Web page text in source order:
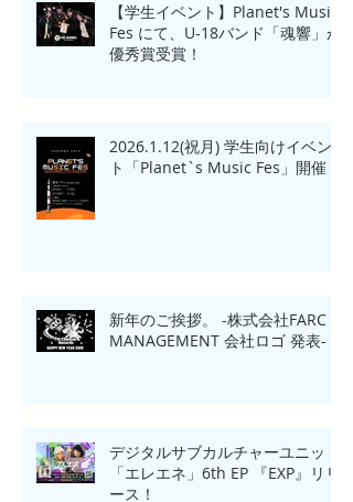
【学生イベント】Planet's Music
Fes にて、U-18バンド「魂響」が
優秀賞受賞！
2026.1.12(祝月) 学生向けイベン
ト「Planet`s Music Fes」開催
新年のご挨拶。 -株式会社FARC
MANAGEMENT 会社ロゴ 発表-
デジタルサブカルチャーユニット
「エレエネ」6th EP 『EXP』リリ
ース！